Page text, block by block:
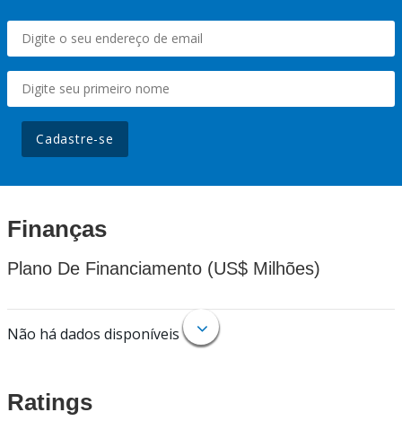
Cadastre-se
Finanças
Plano De Financiamento (US$ Milhões)
Não há dados disponíveis
Ratings